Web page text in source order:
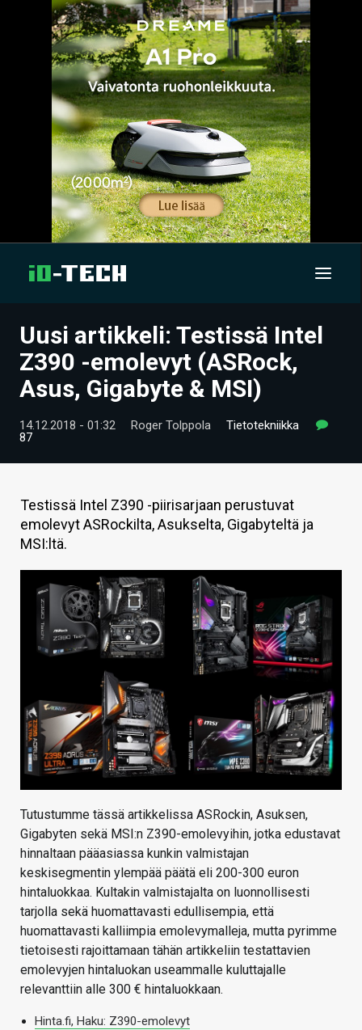
UUTISET
ARTIKKELIT
VIDEOT
HINTA.FI
KAUPPA
VAIHDA TEEMA
Uusi artikkeli: Testissä Intel
Z390 -emolevyt (ASRock,
Asus, Gigabyte & MSI)
14.12.2018 - 01:32 Roger Tolppola
Tietotekniikka
87
Testissä Intel Z390 -piirisarjaan perustuvat
emolevyt ASRockilta, Asukselta, Gigabyteltä ja
MSI:ltä.
Tutustumme tässä artikkelissa ASRockin, Asuksen,
Gigabyten sekä MSI:n Z390-emolevyihin, jotka edustavat
hinnaltaan pääasiassa kunkin valmistajan
keskisegmentin ylempää päätä eli 200-300 euron
hintaluokkaa. Kultakin valmistajalta on luonnollisesti
tarjolla sekä huomattavasti edullisempia, että
huomattavasti kalliimpia emolevymalleja, mutta pyrimme
tietoisesti rajoittamaan tähän artikkeliin testattavien
emolevyjen hintaluokan useammalle kuluttajalle
relevanttiin alle 300 € hintaluokkaan.
Hinta.fi, Haku: Z390-emolevyt